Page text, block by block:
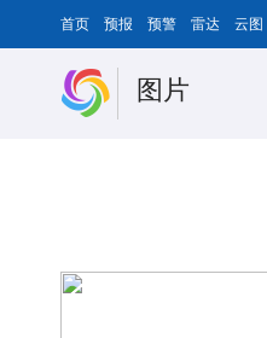
首页 预报 预警 雷达 云图
图片